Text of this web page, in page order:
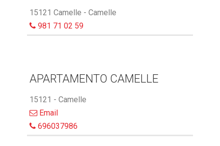
15121 Camelle - Camelle
981 71 02 59
APARTAMENTO CAMELLE
15121 - Camelle
Email
696037986